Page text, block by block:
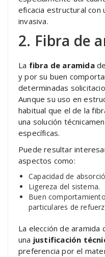
eficacia estructural con
invasiva.
2. Fibra de
La fibra de aramida
y por su buen
determinadas
Aunque su uso en
habitual que el de la
una solución
específicas.
Puede resultar
aspectos como:
Capacidad de
Ligereza del sistema.
Buen
particulares de
La elección de
una justificación
preferencia por el